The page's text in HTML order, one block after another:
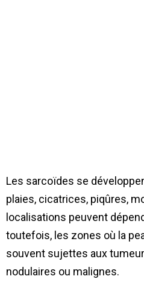
Les sarcoïdes se
plaies, cicatrices, piqûres,
localisations peuvent
toutefois, les zones où la
souvent sujettes aux
nodulaires ou malignes.